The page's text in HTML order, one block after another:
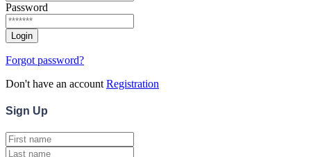
Password
Forgot password?
Don't have an account Registration
Sign Up